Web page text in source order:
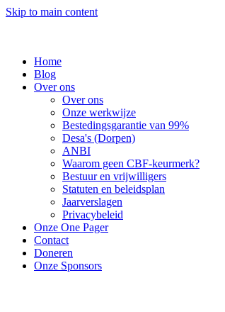
Skip to main content
Home
Blog
Over ons
Over ons
Onze werkwijze
Bestedingsgarantie van 99%
Desa's (Dorpen)
ANBI
Waarom geen CBF-keurmerk?
Bestuur en vrijwilligers
Statuten en beleidsplan
Jaarverslagen
Privacybeleid
Onze One Pager
Contact
Doneren
Onze Sponsors